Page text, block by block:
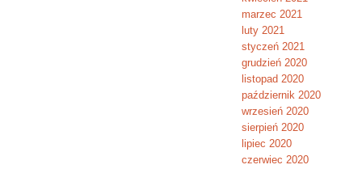
marzec 2021
luty 2021
styczeń 2021
grudzień 2020
listopad 2020
październik 2020
wrzesień 2020
sierpień 2020
lipiec 2020
czerwiec 2020